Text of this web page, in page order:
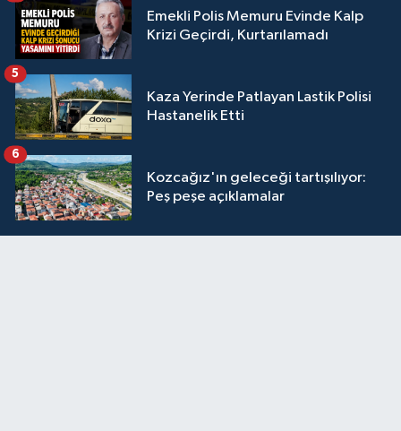
Emekli Polis Memuru Evinde Kalp
Krizi Geçirdi, Kurtarılamadı
Kaza Yerinde Patlayan Lastik Polisi
Hastanelik Etti
5
Kozcağız'ın geleceği tartışılıyor:
Peş peşe açıklamalar
6